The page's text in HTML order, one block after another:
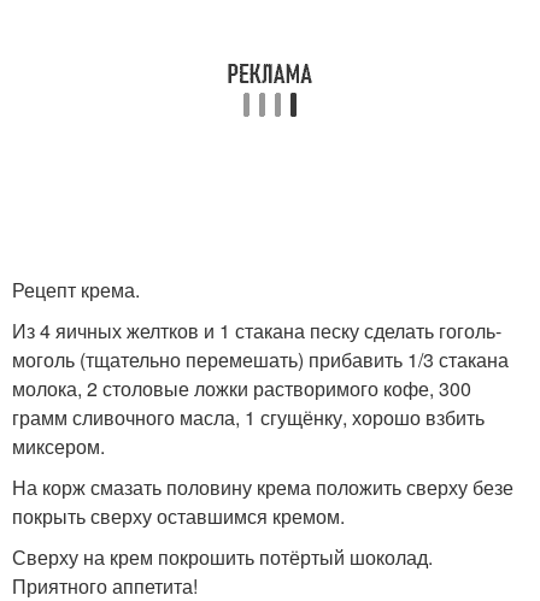
Рецепт крема.
Из 4 яичных желтков и 1 стакана песку сделать гоголь-
моголь (тщательно перемешать) прибавить 1/3 стакана
молока, 2 столовые ложки растворимого кофе, 300
грамм сливочного масла, 1 сгущёнку, хорошо взбить
миксером.
На корж смазать половину крема положить сверху безе
покрыть сверху оставшимся кремом.
Сверху на крем покрошить потёртый шоколад.
Приятного аппетита!